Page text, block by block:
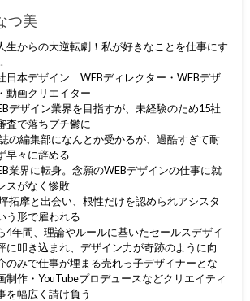
つ美
生からの大逆転劇！私が好きなことを仕事にす
日本デザイン WEBディレクター・WEBデザ
動画クリエイター
デザイン業界を目指すが、未経験のため15社
査で落ちプチ鬱に
の編集部になんとか受かるが、過酷すぎて耐
早々に辞める
業界に転身。念願のWEBデザインの仕事に就
スがなく惨敗
拓摩と出会い、根性だけを認められアシスタ
う形で雇われる
4年間、理論やルールに基いたセールスデザイ
に叩き込まれ、デザイン力が奇跡のように向
のみで仕事が埋まる売れっ子デザイナーとな
制作・YouTubeプロデュースなどクリエイティ
を幅広く請け負う